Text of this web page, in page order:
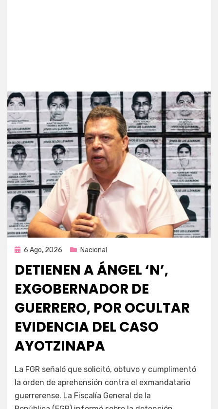
Publicada
6 Ago, 2026 Nacional
DETIENEN A ÁNGEL ‘N’,
EXGOBERNADOR DE
GUERRERO, POR OCULTAR
EVIDENCIA DEL CASO
AYOTZINAPA
porFernando Miranda Servín
La FGR señaló que solicitó, obtuvo y cumplimentó
la orden de aprehensión contra el exmandatario
guerrerense. La Fiscalía General de la